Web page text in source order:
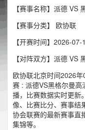
【赛事名称】派德 VS
【赛事分类】 欧协联
【开赛时间】2026-
【对阵双方】派德 VS
欧协联北京时间2026
赛 : 派德VS黑格尔曼
播，比赛数据实时更新
像、比赛比分、赛事结
协会联赛的最新赛事直
集锦等。